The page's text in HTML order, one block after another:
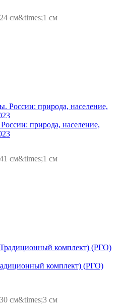
см&times;1 см
природа, население,
см&times;1 см
комплект) (РГО)
см&times;3 см